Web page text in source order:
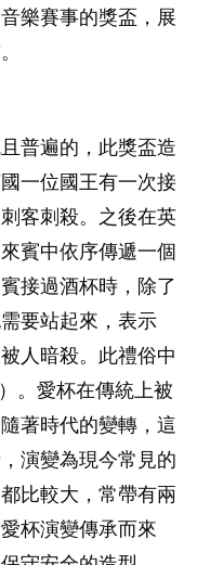
樂賽事的獎盃，展
普遍的，此獎盃造
一位國王有一次接
客刺殺。之後在英
賓中依序傳遞一個
接過酒杯時，除了
要站起來，表示
人暗殺。此禮俗中
。愛杯在傳統上被
著時代的變轉，這
演變為現今常見的
比較大，常帶有兩
杯演變傳承而來